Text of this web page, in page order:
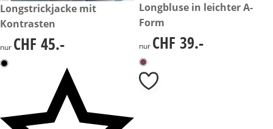
CHF 45.-
Longstrickjacke mit
Kontrasten
CHF 45.-
nur CHF 45.-
CHF 39.-
Longbluse in leichter A-
Form
CHF 39.-
nur CHF 39.-